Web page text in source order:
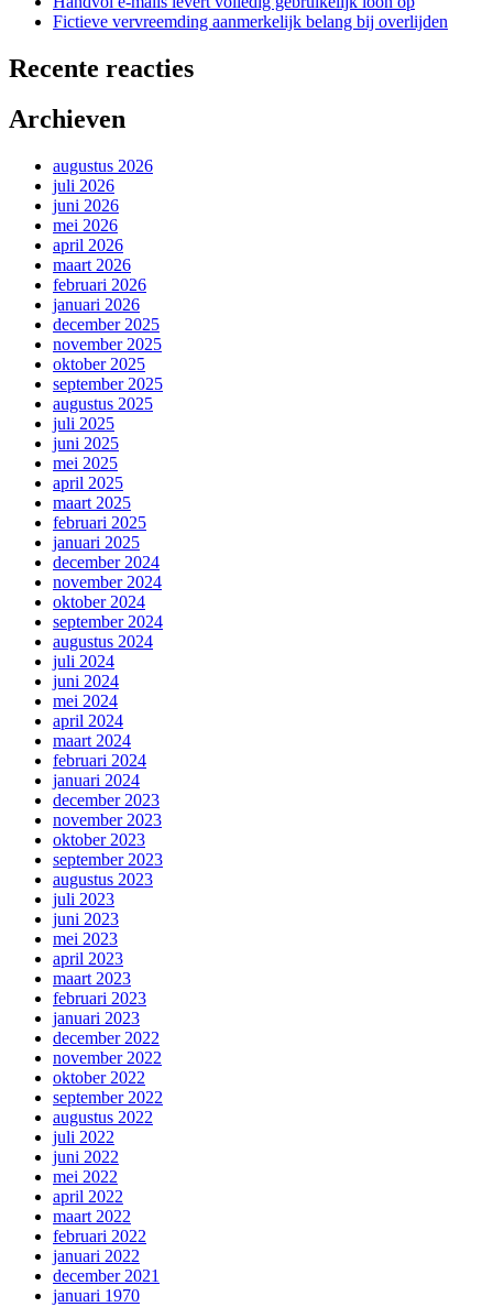
Fictieve vervreemding aanmerkelijk belang bij overlijden
Recente reacties
Archieven
augustus 2026
juli 2026
juni 2026
mei 2026
april 2026
maart 2026
februari 2026
januari 2026
december 2025
november 2025
oktober 2025
september 2025
augustus 2025
juli 2025
juni 2025
mei 2025
april 2025
maart 2025
februari 2025
januari 2025
december 2024
november 2024
oktober 2024
september 2024
augustus 2024
juli 2024
juni 2024
mei 2024
april 2024
maart 2024
februari 2024
januari 2024
december 2023
november 2023
oktober 2023
september 2023
augustus 2023
juli 2023
juni 2023
mei 2023
april 2023
maart 2023
februari 2023
januari 2023
december 2022
november 2022
oktober 2022
september 2022
augustus 2022
juli 2022
juni 2022
mei 2022
april 2022
maart 2022
februari 2022
januari 2022
december 2021
januari 1970